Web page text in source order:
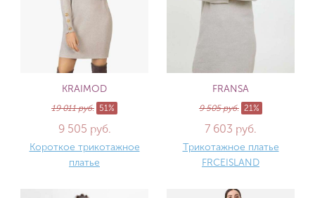
KRAIMOD
19 011 руб. 51%
9 505 руб.
Короткое трикотажное
платье
FRANSA
9 505 руб. 21%
7 603 руб.
Трикотажное платье
FRCEISLAND